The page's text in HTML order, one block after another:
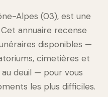
Alpes (03), est une
annuaire recense
disponibles —
cimetières et
deuil — pour vous
les plus difficiles.